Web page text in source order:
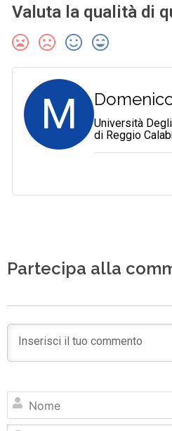
Valuta la qualità di
M
Università
di Reggio
Partecipa alla